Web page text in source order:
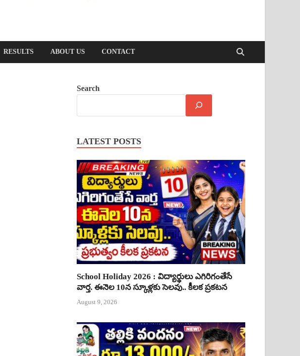
RESULTS ABOUT US CONTACT
Search
LATEST POSTS
School Holiday 2026 : విద్యార్థులు ఎగిరిగంతేసే
వార్త. ఈనెల 10న స్కూళ్లకు సెలవు.. కీలక ప్రకటన
August 9, 2026